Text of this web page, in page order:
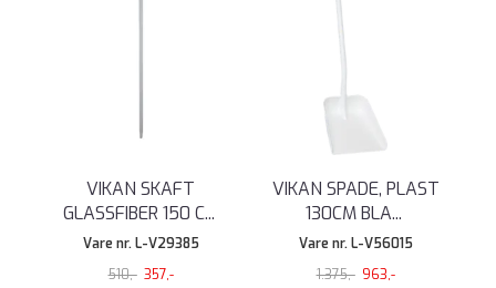
VIKAN SKAFT
GLASSFIBER 150 C...
Vare nr. L-V29385
510,- 357,-
VIKAN SPADE, PLAST
130CM BLA...
Vare nr. L-V56015
1.375,- 963,-